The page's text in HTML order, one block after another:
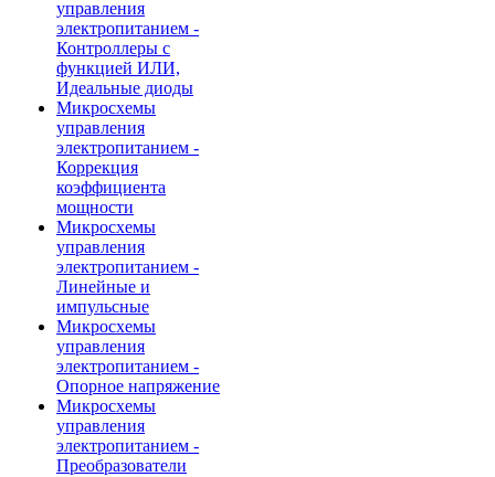
управления
электропитанием -
Контроллеры с
функцией ИЛИ,
Идеальные диоды
Микросхемы
управления
электропитанием -
Коррекция
коэффициента
мощности
Микросхемы
управления
электропитанием -
Линейные и
импульсные
Микросхемы
управления
электропитанием -
Опорное напряжение
Микросхемы
управления
электропитанием -
Преобразователи